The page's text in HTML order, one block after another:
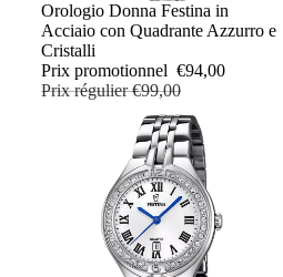
PROMOTION
Orologio Donna Festina in
Acciaio con Quadrante Azzurro e
Cristalli
Prix promotionnel €94,00
Prix régulier€99,00